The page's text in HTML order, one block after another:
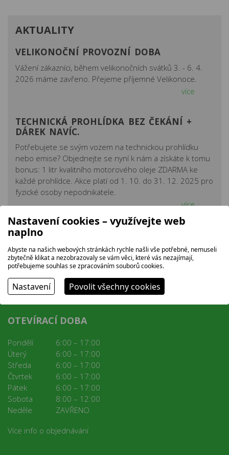
AKTUALITY
VELIKONOČNÍ PROVOZNÍ DOBA
Vážení zákazníci, během velikonočních svátků 3. - 6. 4.
2026 máme zavřeno. Přejeme příjemné Velikonoce.
více
TECHNICKÁ PROHLÍDKA BEZ ČEKÁNÍ +
DÁREK NAVÍC.
Potřebujete se svým vozem na technickou prohlídku
nebo emise? Objednejte se nyní k nám a získáte k tomu
bonus: 1 litr kvalitního motorového oleje ZDARMA ke
každé prohlídce. Akce platí od 1. 10. do 31. 12. 2025 pro
fyzické osoby nepodnikatele.
více
OTEVÍRACÍ DOBA
Pondělí
6:00 – 17:00
Úterý
6:00 – 17:00
Středa
6:00 – 17:00
Čtvrtek
6:00 – 17:00
Pátek
6:00 – 17:00
Sobota
8:00 – 12:00
Neděle
ZAVŘENO
Více info o objednávání
Nastavení cookies – využívejte web
naplno
Abyste na našich webových stránkách rychle našli vše potřebné, nemuseli
zbytečně klikat a nezobrazovaly se vám věci, které vás nezajímají,
potřebujeme souhlas se zpracováním souborů cookies.
Nastavení Povolit všechny cookies